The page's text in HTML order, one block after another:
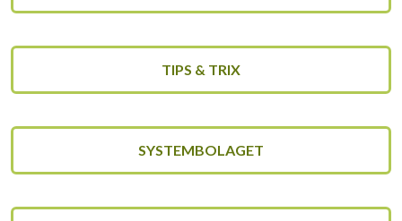
TIPS & TRIX
SYSTEMBOLAGET